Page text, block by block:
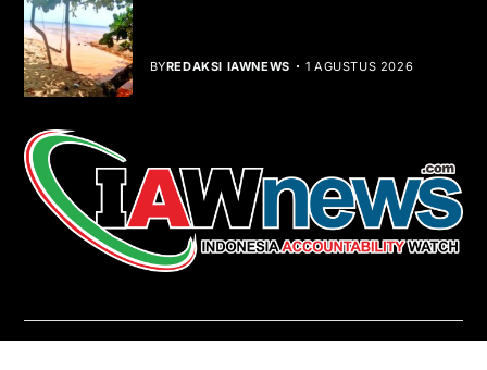
BYREDAKSI IAWNEWS 1 AGUSTUS 2026